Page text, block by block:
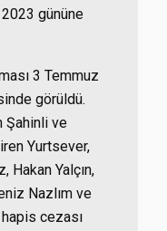
gününe
3 Temmuz
görüldü.
Şahinli ve
Yurtsever,
Hakan Yalçın,
Nazlım ve
hapis cezası